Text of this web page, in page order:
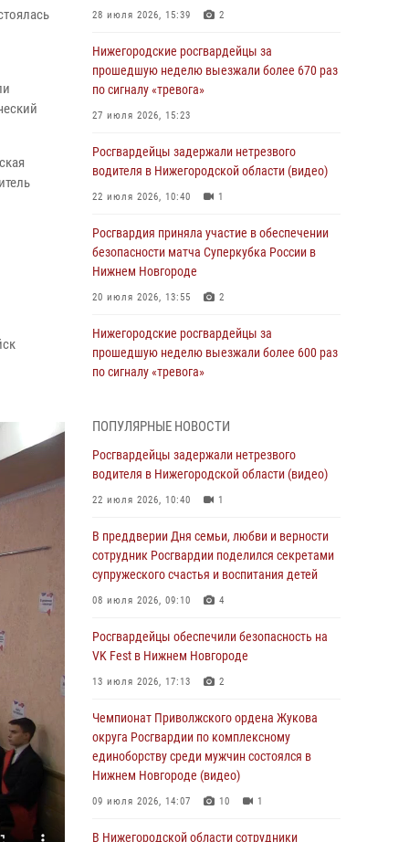
28 июля 2026, 15:39 2
Нижегородские росгвардейцы за
прошедшую неделю выезжали более 670 раз
по сигналу «тревога»
27 июля 2026, 15:23
Росгвардейцы задержали нетрезвого
водителя в Нижегородской области (видео)
22 июля 2026, 10:40 1
Росгвардия приняла участие в обеспечении
безопасности матча Суперкубка России в
Нижнем Новгороде
20 июля 2026, 13:55 2
Нижегородские росгвардейцы за
прошедшую неделю выезжали более 600 раз
по сигналу «тревога»
В Нижегородской области сотрудники
Росгвардии «по горячим следам» задержали
правонарушителя за стрельбу
17 июля 2026, 05:17
В Нижегородской области продолжаются
мероприятия в рамках всероссийской
ведомственной акции «Каникулы с
Росгвардейцы обеспечили безопасность на
VK Fest в Нижнем Новгороде
Нижегородские росгвардейцы за
прошедшую неделю выезжали более 750 раз
по сигналу «тревога»
13 июля 2026, 06:45
Росгвардейцы предотвратили серию краж в
ПОПУЛЯРНЫЕ НОВОСТИ
Росгвардейцы задержали нетрезвого
водителя в Нижегородской области (видео)
22 июля 2026, 10:40 1
В преддверии Дня семьи, любви и верности
сотрудник Росгвардии поделился секретами
супружеского счастья и воспитания детей
08 июля 2026, 09:10 4
Росгвардейцы обеспечили безопасность на
VK Fest в Нижнем Новгороде
13 июля 2026, 17:13 2
Чемпионат Приволжского ордена Жукова
округа Росгвардии по комплексному
единоборству среди мужчин состоялся в
Нижнем Новгороде (видео)
09 июля 2026, 14:07 10 1
В Нижегородской области сотрудники